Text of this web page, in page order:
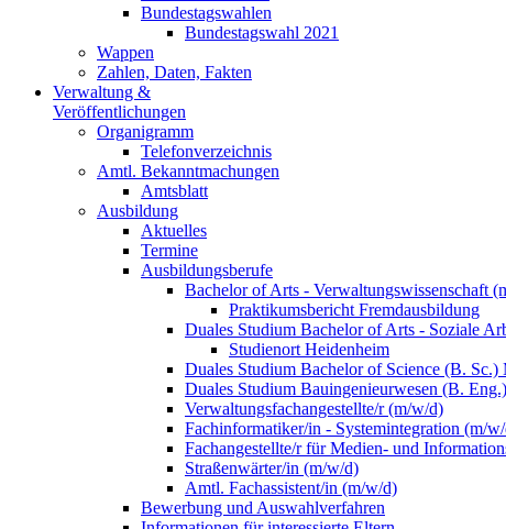
Bundestagswahlen
Bundestagswahl 2021
Wappen
Zahlen, Daten, Fakten
Verwaltung &
Veröffentlichungen
Organigramm
Telefonverzeichnis
Amtl. Bekanntmachungen
Amtsblatt
Ausbildung
Aktuelles
Termine
Ausbildungsberufe
Bachelor of Arts - Verwaltungswissenschaft
Praktikumsbericht Fremdausbildung
Duales Studium Bachelor of Arts - Soziale
Studienort Heidenheim
Duales Studium Bachelor of Science (B.
Duales Studium Bauingenieurwesen (B.
Verwaltungsfachangestellte/r (m/w/d)
Fachinformatiker/in - Systemintegration (m/
Fachangestellte/r für Medien- und
Straßenwärter/in (m/w/d)
Amtl. Fachassistent/in (m/w/d)
Bewerbung und Auswahlverfahren